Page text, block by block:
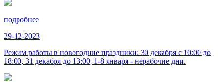
подробнее
29-12-2023
Режим работы в новогодние праздники: 30 декабря с 10:00 до
18:00, 31 декабря до 13:00, 1-8 января - нерабочие дни.